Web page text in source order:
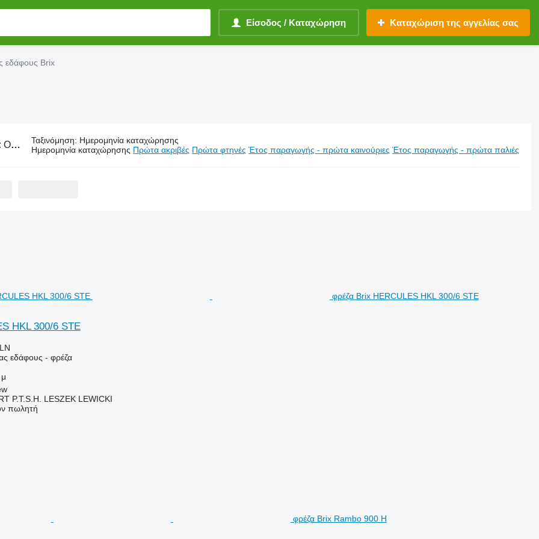
Είσοδος / Καταχώρηση Καταχώριση της αγγελίας σας
εδάφους Brix
Οχήματα καλλιέργειας εδάφους Brix Ταξινόμηση: Ημερομηνία καταχώρησης
Ημερομηνία καταχώρησης Πρώτα ακριβές Πρώτα φτηνές Έτος παραγωγής - πρώτα καινούριες Έτος παραγωγής - πρώτα παλιές
φρέζα Brix HERCULES HKL 300/6 STE
HKL 300/6 STE
εδάφους - φρέζα
P.T.S.H. LESZEK LEWICKI
πωλητή
φρέζα Brix Rambo 900 H